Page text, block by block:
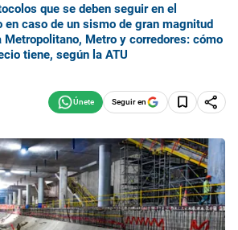
que se deben seguir en el
en caso de un sismo de gran magnitud
Metropolitano, Metro y corredores: cómo
tiene, según la ATU
Seguir en